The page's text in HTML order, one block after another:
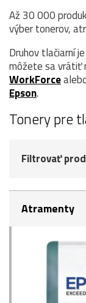
Až 30 000
výber tonerov,
Druhov tlačiarní
môžete sa vrátiť
WorkForce
Epson.
Tonery pre
Filtrovať
Atramenty